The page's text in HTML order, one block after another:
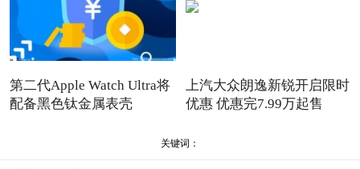
第二代Apple Watch Ultra将
配备黑色钛金属表壳
上汽大众朗逸新锐开启限时
优惠 优惠完7.99万起售
关键词：